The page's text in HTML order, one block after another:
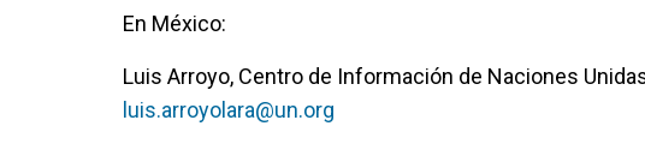
En México:
Luis Arroyo, Centro de Información de Naciones
luis.arroyolara@un.org